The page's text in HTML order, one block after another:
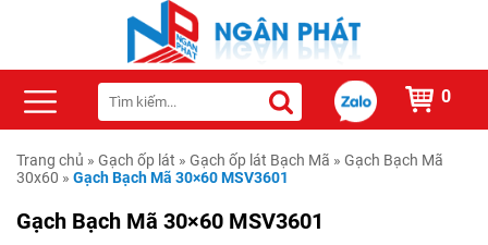
0
Trang chủ » Gạch ốp lát » Gạch ốp lát Bạch Mã » Gạch Bạch Mã
30x60 » Gạch Bạch Mã 30×60 MSV3601
Gạch Bạch Mã 30×60 MSV3601